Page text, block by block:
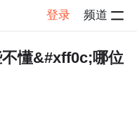
登录 频道
懂&#xff0c;哪位